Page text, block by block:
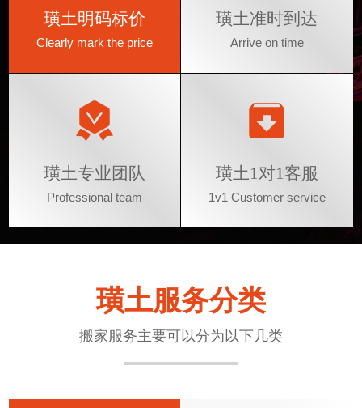
璜土明码标价
Clearly mark the price
璜土准时到达
Arrive on time
璜土专业团队
Professional team
璜土1对1客服
1v1 Customer service
璜土服务分类
‌搬家服务主要可以分为以下几类